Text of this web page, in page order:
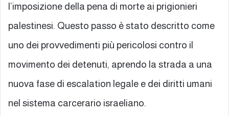
l’imposizione della pena di morte ai prigionieri
palestinesi. Questo passo è stato descritto come
uno dei provvedimenti più pericolosi contro il
movimento dei detenuti, aprendo la strada a una
nuova fase di escalation legale e dei diritti umani
nel sistema carcerario israeliano.